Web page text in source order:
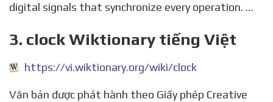
digital signals that synchronize every operation. …
3. clock Wiktionary tiếng Việt
https://vi.wiktionary.org/wiki/clock
Văn bản được phát hành theo Giấy phép Creative